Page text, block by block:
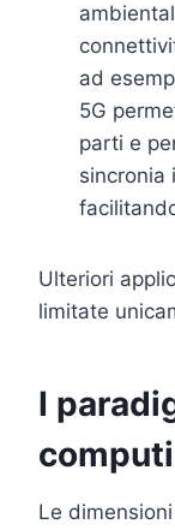
ad
5G
parti e
sincronia
Ulteriori
limitate
I
Le